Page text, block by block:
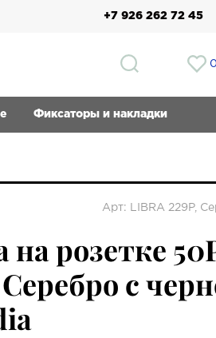
+7 926 262 72 45
0
Фиксаторы и накладки
Арт: LIBRA 229P,
на розетке
Серебро с